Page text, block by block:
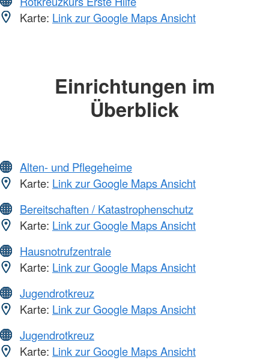
Karte: Link zur Google Maps Ansicht
Einrichtungen im
Überblick
Alten- und Pflegeheime
Karte: Link zur Google Maps Ansicht
Bereitschaften / Katastrophenschutz
Karte: Link zur Google Maps Ansicht
Hausnotrufzentrale
Karte: Link zur Google Maps Ansicht
Jugendrotkreuz
Karte: Link zur Google Maps Ansicht
Jugendrotkreuz
Karte: Link zur Google Maps Ansicht